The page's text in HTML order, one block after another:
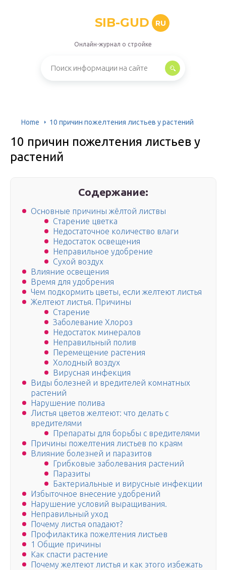
SIB-GUD RU
Онлайн-журнал о стройке
Home 10 причин пожелтения листьев у растений
10 причин пожелтения листьев у
растений
Содержание:
Основные причины жёлтой листвы
Старение цветка
Недостаточное количество влаги
Недостаток освещения
Неправильное удобрение
Сухой воздух
Влияние освещения
Время для удобрения
Чем подкормить цветы, если желтеют листья
Желтеют листья. Причины
Старение
Заболевание Хлороз
Недостаток минералов
Неправильный полив
Перемещение растения
Холодный воздух
Вирусная инфекция
Виды болезней и вредителей комнатных
растений
Нарушение полива
Листья цветов желтеют: что делать с
вредителями
Препараты для борьбы с вредителями
Причины пожелтения листьев по краям
Влияние болезней и паразитов
Грибковые заболевания растений
Паразиты
Бактериальные и вирусные инфекции
Избыточное внесение удобрений
Нарушение условий выращивания.
Неправильный уход
Почему листья опадают?
Профилактика пожелтения листьев
1 Общие причины
Как спасти растение
Почему желтеют листья и как этого избежать